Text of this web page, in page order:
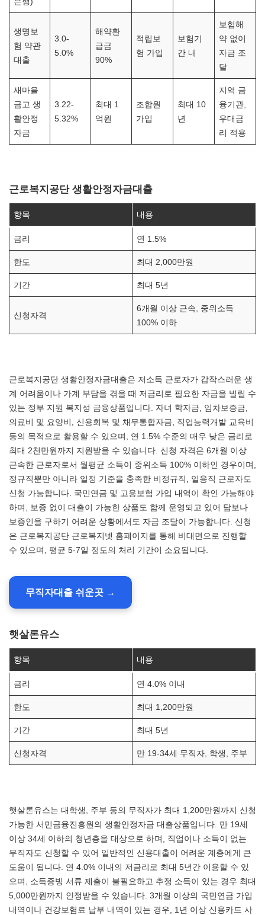
생명보
험 약관
대출
3.0-
5.0%
해약환
급금
90%
적립보
험 가입
보험기
간 내
보험해
약 없이
자금 조
달
새마을
금고 생
활안정
자금
3.22-
5.32%
최대 1
억원
조합원
가입
최대 10
년
지역 금
융기관,
우대금
리 적용
근로복지공단 생활안정자금대출
항목 내용
금리 연 1.5%
한도 최대 2,000만원
기간 최대 5년
신청자격
6개월 이상 근속, 중위소득
100% 이하
근로복지공단 생활안정자금대출은 저소득 근로자가 갑작스러운 생
계 어려움이나 가계 부담을 겪을 때 저금리로 필요한 자금을 빌릴 수
있는 정부 지원 복지성 금융상품입니다. 자녀 학자금, 임차보증금,
의료비 및 요양비, 신용회복 및 채무통합자금, 직업능력개발 교육비
등의 목적으로 활용할 수 있으며, 연 1.5% 수준의 매우 낮은 금리로
최대 2천만원까지 지원받을 수 있습니다. 신청 자격은 6개월 이상
근속한 근로자로서 월평균 소득이 중위소득 100% 이하인 경우이며,
정규직뿐만 아니라 일정 기준을 충족한 비정규직, 일용직 근로자도
신청 가능합니다. 국민연금 및 고용보험 가입 내역이 확인 가능해야
하며, 보증 없이 대출이 가능한 상품도 함께 운영되고 있어 담보나
보증인을 구하기 어려운 상황에서도 자금 조달이 가능합니다. 신청
은 근로복지공단 근로복지넷 홈페이지를 통해 비대면으로 진행할
수 있으며, 평균 5-7일 정도의 처리 기간이 소요됩니다.
무직자대출 쉬운곳 →
햇살론유스
항목 내용
금리 연 4.0% 이내
한도 최대 1,200만원
기간 최대 5년
신청자격 만 19-34세 무직자, 학생, 주부
햇살론유스는 대학생, 주부 등의 무직자가 최대 1,200만원까지 신청
가능한 서민금융진흥원의 생활안정자금 대출상품입니다. 만 19세
이상 34세 이하의 청년층을 대상으로 하며, 직업이나 소득이 없는
무직자도 신청할 수 있어 일반적인 신용대출이 어려운 계층에게 큰
도움이 됩니다. 연 4.0% 이내의 저금리로 최대 5년간 이용할 수 있
으며, 소득증빙 서류 제출이 불필요하고 추정 소득이 있는 경우 최대
5,000만원까지 인정받을 수 있습니다. 3개월 이상의 국민연금 가입
내역이나 건강보험료 납부 내역이 있는 경우, 1년 이상 신용카드 사